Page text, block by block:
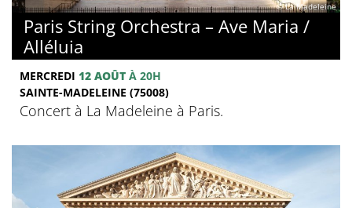
© La Madeleine
Paris String Orchestra – Ave Maria /
Alléluia
MERCREDI 12 AOÛT À 20H
SAINTE-MADELEINE (75008)
Concert à La Madeleine à Paris.